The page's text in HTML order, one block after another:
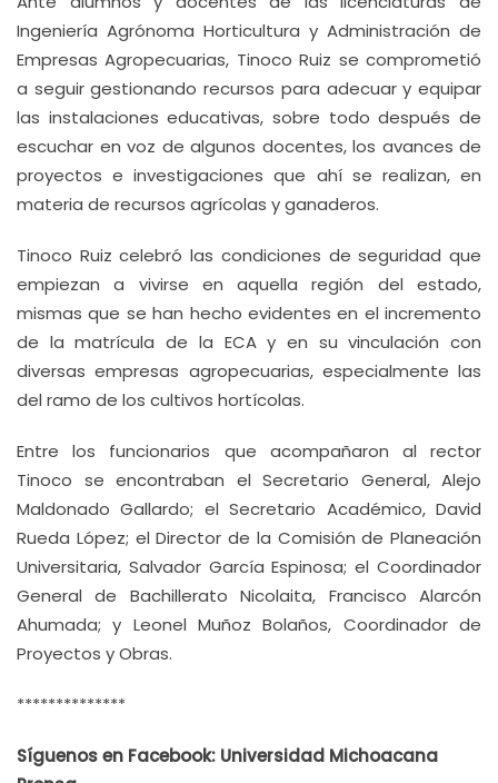
Ingeniería Agrónoma Horticultura y Administración de
Empresas Agropecuarias, Tinoco Ruiz se comprometió
a seguir gestionando recursos para adecuar y equipar
las instalaciones educativas, sobre todo después de
escuchar en voz de algunos docentes, los avances de
proyectos e investigaciones que ahí se realizan, en
materia de recursos agrícolas y ganaderos.
Tinoco Ruiz celebró las condiciones de seguridad que
empiezan a vivirse en aquella región del estado,
mismas que se han hecho evidentes en el incremento
de la matrícula de la ECA y en su vinculación con
diversas empresas agropecuarias, especialmente las
del ramo de los cultivos hortícolas.
Entre los funcionarios que acompañaron al rector
Tinoco se encontraban el Secretario General, Alejo
Maldonado Gallardo; el Secretario Académico, David
Rueda López; el Director de la Comisión de Planeación
Universitaria, Salvador García Espinosa; el Coordinador
General de Bachillerato Nicolaita, Francisco Alarcón
Ahumada; y Leonel Muñoz Bolaños, Coordinador de
Proyectos y Obras.
**************
Síguenos en Facebook: Universidad Michoacana